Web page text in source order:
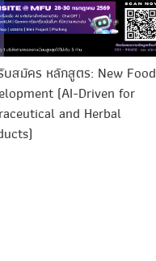
บสมัคร หลักสูตร: New Food
(AI-Driven for
and Herbal